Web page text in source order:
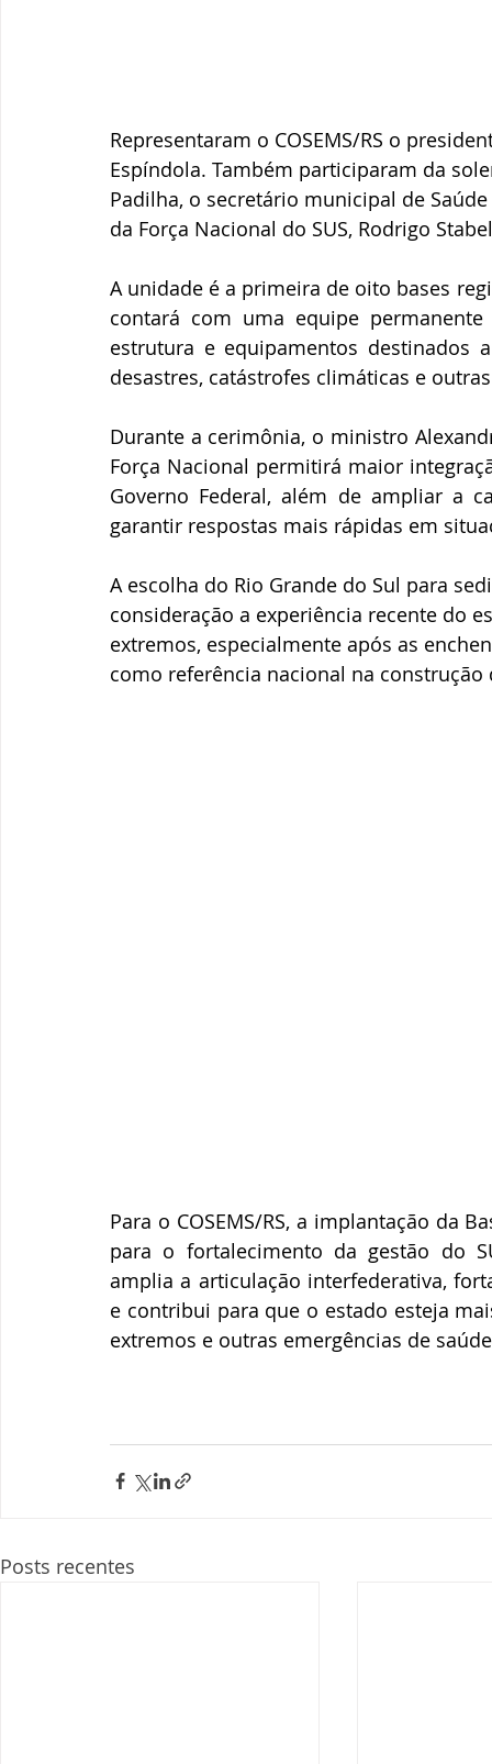
Representaram o COSEMS/RS o
Espíndola. Também participaram da
Padilha, o secretário municipal de
da Força Nacional do SUS, Rodrigo
A unidade é a primeira de oito bases
contará com uma equipe
estrutura e equipamentos destinados
desastres, catástrofes climáticas e
Durante a cerimônia, o ministro
Força Nacional permitirá maior
Governo Federal, além de ampliar a
garantir respostas mais rápidas em
A escolha do Rio Grande do Sul para
consideração a experiência recente do
extremos, especialmente após as
como referência nacional na
Para o COSEMS/RS, a implantação da
para o fortalecimento da gestão do
amplia a articulação interfederativa,
e contribui para que o estado esteja
extremos e outras emergências de
Posts recentes